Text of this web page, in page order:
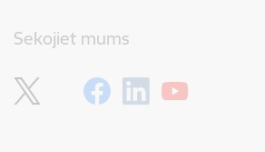
Sekojiet mums